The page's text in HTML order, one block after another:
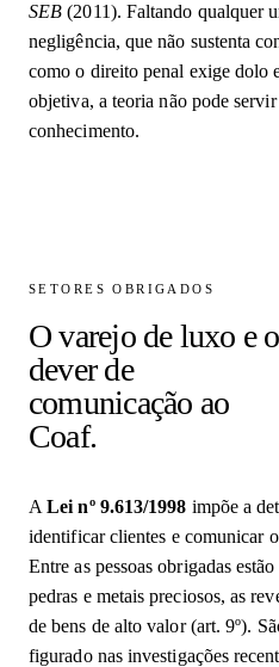
SEB (2011). Faltando qualquer
negligência, que não sustenta
como o direito penal exige dolo
objetiva, a teoria não pode
conhecimento.
SETORES OBRIGADOS
O varejo de luxo e o
dever de
comunicação ao
Coaf.
ALei nº 9.613/1998 impõe a
identificar clientes e comunicar
Entre as pessoas obrigadas
pedras e metais preciosos, as
de bens de alto valor (art. 9º).
figurado nas investigações